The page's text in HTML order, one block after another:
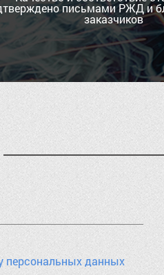
письмами РЖД и
заказчиков
персональных данных